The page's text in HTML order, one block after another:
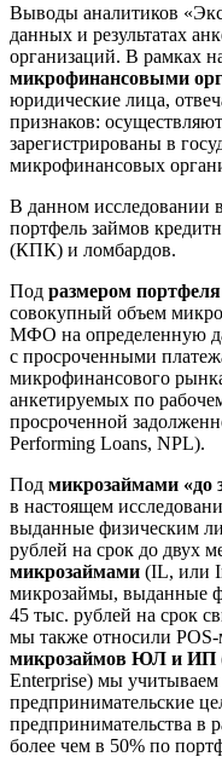
Выводы аналитиков
данных и результатах
организаций. В рамках
микрофинансовыми
юридические лица,
признаков:
зарегистрированы в
микрофинансовых
В данном исследовании
портфель займов
(КПК) и ломбардов.
Под размером портфеля
совокупный объем
МФО на определенную
с просроченными
микрофинансового
анкетируемых по
просроченной
Performing Loans, NPL).
Под микрозаймами «до
в настоящем
выданные физическим
рублей на срок до двух
микрозаймами (IL, или
микрозаймы, выданные
45 тыс. рублей на срок
мы также относили
микрозаймов ЮЛ и ИП
Enterprise) мы
предпринимательские
предпринимательства в
более чем в 50% по